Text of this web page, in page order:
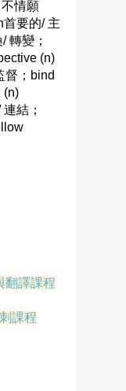
情願
首要的/ 主
轉變；
(n)
督；bind
(n)
結；
翻譯課程
課程